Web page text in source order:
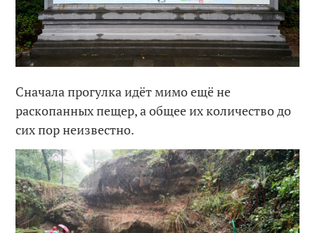
Сначала прогулка идёт мимо ещё не
раскопанных пещер, а общее их количество до
сих пор неизвестно.